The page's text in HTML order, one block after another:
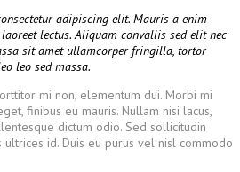
adipiscing elit. Mauris a enim
lectus. Aliquam convallis sed elit nec
sit amet ullamcorper fringilla, tortor
leo sed massa.
mi non, elementum dui. Morbi mi
finibus eu mauris. Nullam nisi lacus,
dictum odio. Sed sollicitudin
id. Duis eu purus vel nisl commodo